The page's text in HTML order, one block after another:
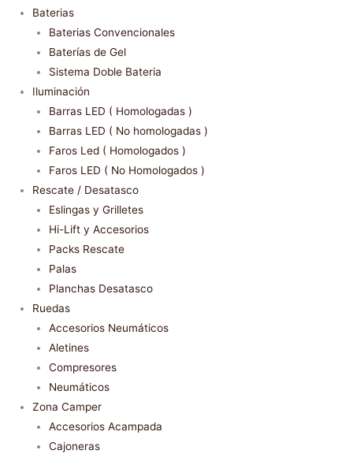
Baterias
Baterias Convencionales
Baterías de Gel
Sistema Doble Bateria
Iluminación
Barras LED ( Homologadas )
Barras LED ( No homologadas )
Faros Led ( Homologados )
Faros LED ( No Homologados )
Rescate / Desatasco
Eslingas y Grilletes
Hi-Lift y Accesorios
Packs Rescate
Palas
Planchas Desatasco
Ruedas
Accesorios Neumáticos
Aletines
Compresores
Neumáticos
Zona Camper
Accesorios Acampada
Cajoneras